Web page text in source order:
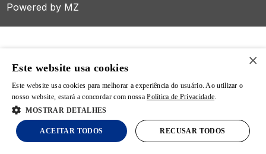
Powered by MZ
×
Este website usa cookies
Este website usa cookies para melhorar a experiência do usuário. Ao utilizar o
nosso website, estará a concordar com nossaPolítica de Privacidade.
MOSTRAR DETALHES
ACEITAR TODOS RECUSAR TODOS